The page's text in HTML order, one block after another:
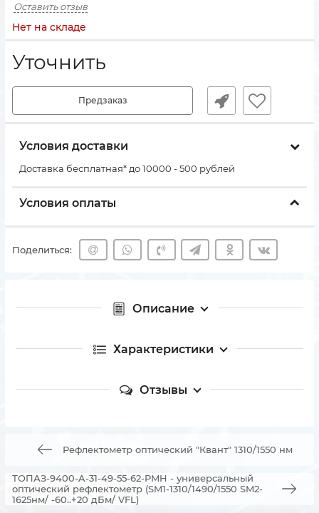
Оставить отзыв
Нет на складе
Уточнить
Предзаказ
Условия доставки
Доставка бесплатная* до 10000 - 500 рублей
Условия оплаты
Поделиться:
Описание
Характеристики
Отзывы
Рефлектометр оптический "Квант" 1310/1550 нм
ТОПАЗ-9400-A-31-49-55-62-PMH - универсальный
оптический рефлектометр (SM1-1310/1490/1550 SM2-
1625нм/ -60..+20 дБм/ VFL)